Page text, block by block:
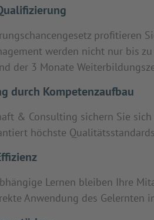
profitieren
werden nicht nur bis
der 3 Monate
durch Kompetenzaufbau
& Consulting sichern Sie
höchste
Lernen bleiben Ihre
Anwendung des Gelernten